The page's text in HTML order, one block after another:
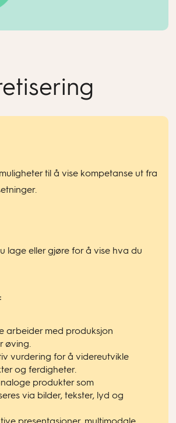
til å vise kompetanse ut fra
lage eller gjøre for å vise hva du
arbeider med produksjon
øving.
vurdering for å videreutvikle
og ferdigheter.
produkter som
via bilder, tekster, lyd og